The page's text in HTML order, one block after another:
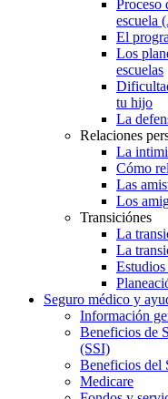
Proceso
escuela
El
Los
escuelas
tu hijo
La
Relaciones
La
Cómo
Las
Los
Transiciónes
La
La
Estudios
Seguro médico y
Información
Beneficios de
(SSI)
Beneficios del
Medicare